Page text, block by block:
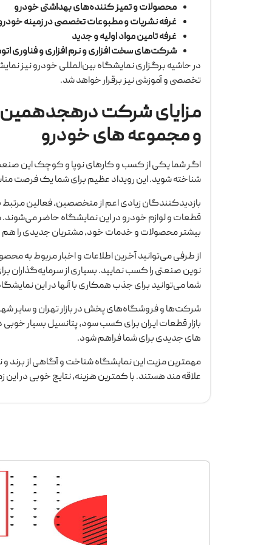
محصولات و تمیز کننده‌های بهداشتی خودرو
غرفه نشریات و مطبوعات تخصصی در زمینه
غرفه تامین مواد اولیه و جدید
شرکت‌های سخت افزاری و نرم افزاری و فناوری
در حاشیه برگزاری نمایشگاه بین‌المللی خودرو نیز
تخصصی و آموزشی نیز برقرار خواهد شد.
مزایای شرکت درهجدهمین
و مجموعه های خودرو
اگر شما یکی از کسب و کارهای نوپا و کوچک این صنعت
شناخته شوید. این رویداد عظیم برای شما یک فرصت
بازدیدکنندگان زیادی اعم از متخصصین، فعالین مرتبط
قطعات و لوازم خودرو در این نمایشگاه حاضر می‌شوند.
بیشتر محصولات و خدمات خود، مشتریان جدیدی را هم
از طرفی می‌توانید آخرین اطلاعات و اخبار مربوط به
نوین صنعتی را کسب نمایید. بسیاری از
شما می‌توانید برای جذب همکاری با آنها در این
شرکت‌ها و فروشگاه‌های پخش در بازار تهران و سایر
بازار قطعات ایران برای کسب سود، پتانسیل بسیار خوبی
های جدیدی برای شما فراهم شود.
مهمترین مزیت این نمایشگاه شناخت و آگاهی از برند
علاقه مند هستند. با کمترین هزینه، نتایج خوبی در